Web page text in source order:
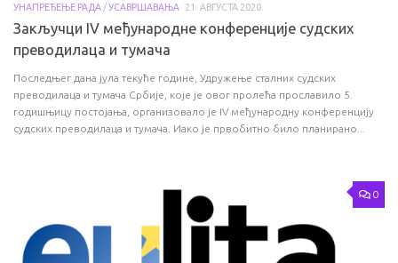
УНАПРЕЂЕЊЕ РАДА /УСАВРШАВАЊА 21. АВГУСТА 2020.
Закључци IV међународне конференције судских
преводилаца и тумача
Последњег дана јула текуће године, Удружење сталних судских
преводилаца и тумача Србије, које је овог пролећа прославило 5.
годишњицу постојања, организовало је IV међународну конференцију
судских преводилаца и тумача. Иако је првобитно било планирано...
0